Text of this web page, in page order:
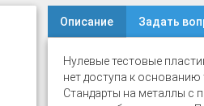
Описание Задать
Нулевые тестовые
нет доступа к
Стандарты на металлы с